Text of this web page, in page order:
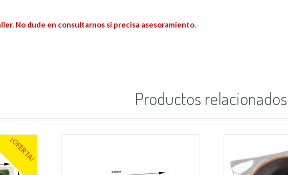
No dude en consultarnos si precisa asesoramiento.
Productos relacionados
¡OFERTA!